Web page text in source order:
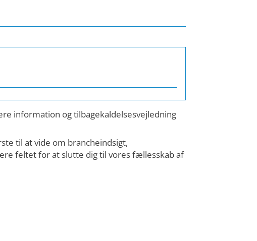
information og tilbagekaldelsesvejledning
til at vide om brancheindsigt,
feltet for at slutte dig til vores fællesskab af